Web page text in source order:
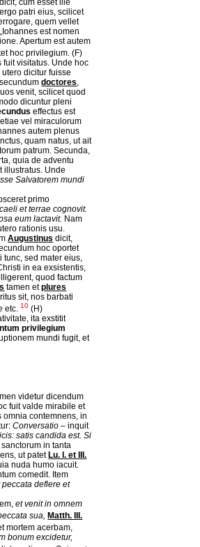
cum esset ille
patri eius, scilicet
quem vellet
est nomen
Apertum est autem
hoc privilegium. (F)
fuit visitatus. Unde hoc
dicitur fuisse
doctores,
venit, scilicet quod
dicuntur pleni
effectus est
vel miraculorum
autem plenus
quam natus, ut ait
patrum. Secunda,
quia de adventu
illustratus. Unde
Salvatorem mundi
primo
et terrae cognovit.
eum lactavit. Nam
rationis usu.
Augustinus dicit,
hoc oportet
tunc, sed mater eius,
in ea exsistentis,
quod factum
tamen etplures
sit, nos barbati
etc.10 (H)
ita exstitit
privilegium
mundi fugit, et
videtur dicendum
fuit valde mirabile et
contemnens, in
Conversatio – inquit
satis candida est. Si
in tanta
ut patet Lu. I. et III.
nuda humo iacuit.
comedit. Item
deflere et
et venit in omnem
sua, Matth. III.
mortem acerbam,
bonum excidetur,